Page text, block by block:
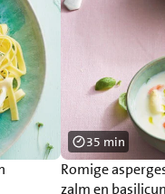
Romige
zalm en
35 min